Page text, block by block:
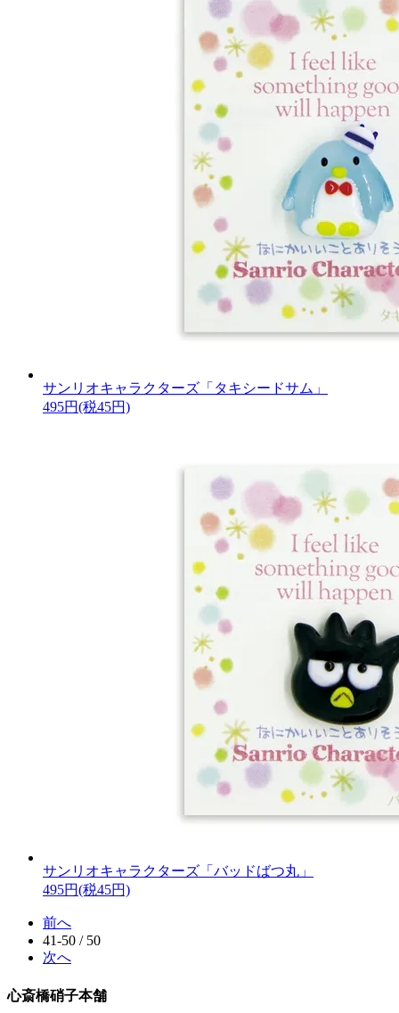
サンリオキャラクターズ「タキシードサム」
495円(税45円)
サンリオキャラクターズ「バッドばつ丸」
495円(税45円)
前へ
41-50 / 50
次へ
心斎橋硝子本舗